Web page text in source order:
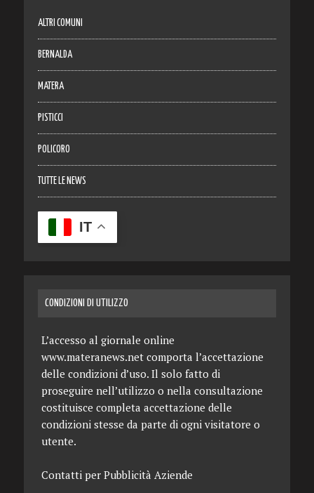
ALTRI COMUNI
BERNALDA
MATERA
PISTICCI
POLICORO
TUTTE LE NEWS
IT
CONDIZIONI DI UTILIZZO
L’accesso al giornale online
www.materanews.net comporta l’accettazione
delle condizioni d’uso. Il solo fatto di
proseguire nell’utilizzo o nella consultazione
costituisce completa accettazione delle
condizioni stesse da parte di ogni visitatore o
utente.
Contatti per Pubblicità Aziende